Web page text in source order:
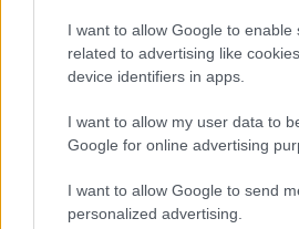
I want to allow Google to enable
related to advertising like
device identifiers in apps.
I want to allow my user data to
Google for online advertising
I want to allow Google to send
personalized advertising.
Ainsi que lors d'un examen
polypes et/ou,
écoulement mucopurulent (à
nasale moyenne),